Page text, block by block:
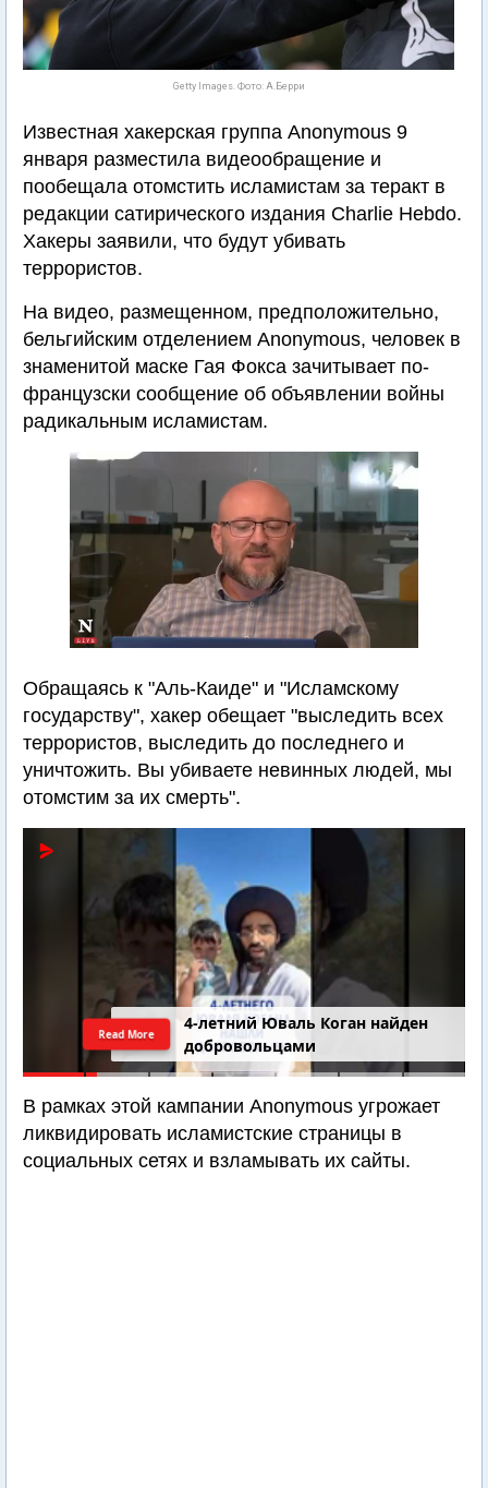
Getty Images. Фото: А.Берри
Известная хакерская группа Anonymous 9
января разместила видеообращение и
пообещала отомстить исламистам за теракт в
редакции сатирического издания Charlie Hebdo.
Хакеры заявили, что будут убивать
террористов.
На видео, размещенном, предположительно,
бельгийским отделением Anonymous, человек в
знаменитой маске Гая Фокса зачитывает по-
французски сообщение об объявлении войны
радикальным исламистам.
Обращаясь к "Аль-Каиде" и "Исламскому
государству", хакер обещает "выследить всех
террористов, выследить до последнего и
уничтожить. Вы убиваете невинных людей, мы
отомстим за их смерть".
4-летний Юваль Коган найден
добровольцами
Read More
В рамках этой кампании Anonymous угрожает
ликвидировать исламистские страницы в
социальных сетях и взламывать их сайты.